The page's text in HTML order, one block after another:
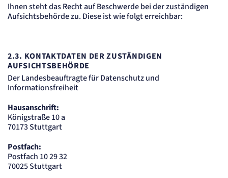
Ihnen steht das Recht auf Beschwerde bei der zuständigen
Aufsichtsbehörde zu. Diese ist wie folgt erreichbar:
2.3. KONTAKTDATEN DER ZUSTÄNDIGEN
AUFSICHTSBEHÖRDE
Der Landesbeauftragte für Datenschutz und
Informationsfreiheit
Hausanschrift:
Königstraße 10 a
70173 Stuttgart
Postfach:
Postfach 10 29 32
70025 Stuttgart